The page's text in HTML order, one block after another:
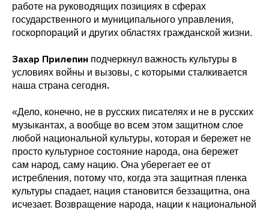
работе на руководящих позициях в сферах
государственного и муниципального управления,
госкорпораций и других областях гражданской жизни.
Захар Прилепин подчеркнул важность культуры в
условиях войны и вызовы, с которыми сталкивается
наша страна сегодня.
«Дело, конечно, не в русских писателях и не в русских
музыкантах, а вообще во всем этом защитном слое
любой национальной культуры, которая и бережет не
просто культурное состояние народа, она бережет
сам народ, саму нацию. Она уберегает ее от
истребления, потому что, когда эта защитная пленка
культуры спадает, нация становится беззащитна, она
исчезает. Возвращение народа, нации к национальной